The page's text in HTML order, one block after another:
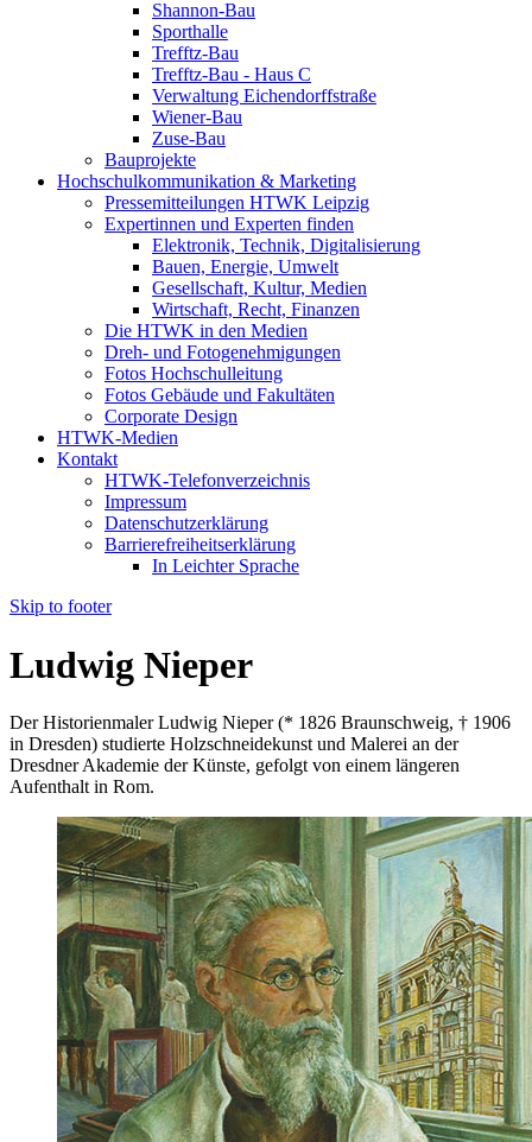
Shannon-Bau
Sporthalle
Trefftz-Bau
Trefftz-Bau - Haus C
Verwaltung Eichendorffstraße
Wiener-Bau
Zuse-Bau
Bauprojekte
Hochschulkommunikation & Marketing
Pressemitteilungen HTWK Leipzig
Expertinnen und Experten finden
Elektronik, Technik, Digitalisierung
Bauen, Energie, Umwelt
Gesellschaft, Kultur, Medien
Wirtschaft, Recht, Finanzen
Die HTWK in den Medien
Dreh- und Fotogenehmigungen
Fotos Hochschulleitung
Fotos Gebäude und Fakultäten
Corporate Design
HTWK-Medien
Kontakt
HTWK-Telefonverzeichnis
Impressum
Datenschutzerklärung
Barrierefreiheitserklärung
In Leichter Sprache
Skip to footer
Ludwig Nieper
Der Historienmaler Ludwig Nieper (* 1826 Braunschweig, † 1906
in Dresden) studierte Holzschneidekunst und Malerei an der
Dresdner Akademie der Künste, gefolgt von einem längeren
Aufenthalt in Rom.